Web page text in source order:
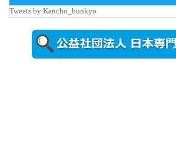
Tweets by Kancho_bunkyo